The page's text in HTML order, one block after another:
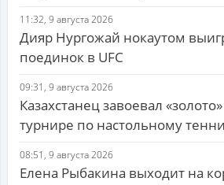
11:32, 9 августа 2026
Дияр Нургожай нокаутом
поединок в UFC
09:31, 9 августа 2026
Казахстанец завоевал
турнире по настольному
08:51, 9 августа 2026
Елена Рыбакина выходит на